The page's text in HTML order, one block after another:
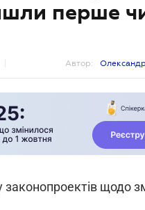
перше
Автор:
щодо